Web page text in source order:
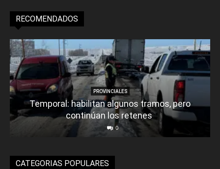
RECOMENDADOS
PROVINCIALES
Temporal: habilitan algunos tramos, pero
continúan los retenes
0
CATEGORIAS POPULARES